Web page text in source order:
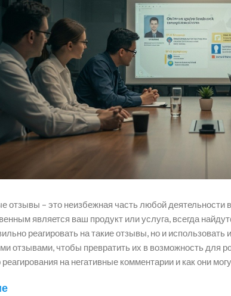
отзывы – это неизбежная часть любой деятельности
является ваш продукт или услуга, всегда
реагировать на такие отзывы, но и
отзывами, чтобы превратить их в возможность для
на негативные комментарии и как они